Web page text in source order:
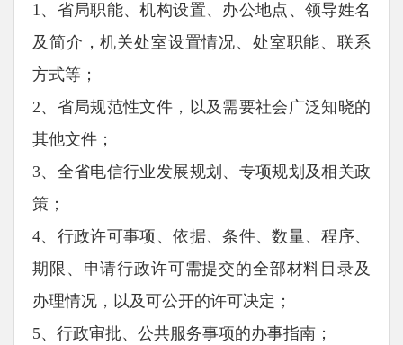
1、省局职能、机构设置、办公地点、领导姓名
及简介，机关处室设置情况、处室职能、联系
方式等；
2、省局规范性文件，以及需要社会广泛知晓的
其他文件；
3、全省电信行业发展规划、专项规划及相关政
策；
4、行政许可事项、依据、条件、数量、程序、
期限、申请行政许可需提交的全部材料目录及
办理情况，以及可公开的许可决定；
5、行政审批、公共服务事项的办事指南；